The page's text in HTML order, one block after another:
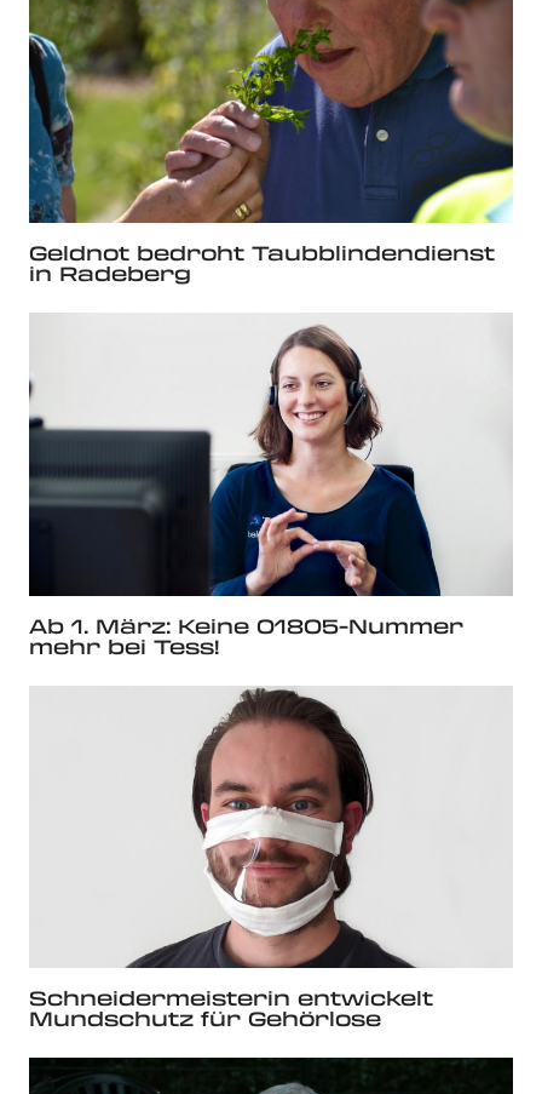
Geldnot bedroht Taubblindendienst
in Radeberg
Ab 1. März: Keine 01805-Nummer
mehr bei Tess!
Schneidermeisterin entwickelt
Mundschutz für Gehörlose